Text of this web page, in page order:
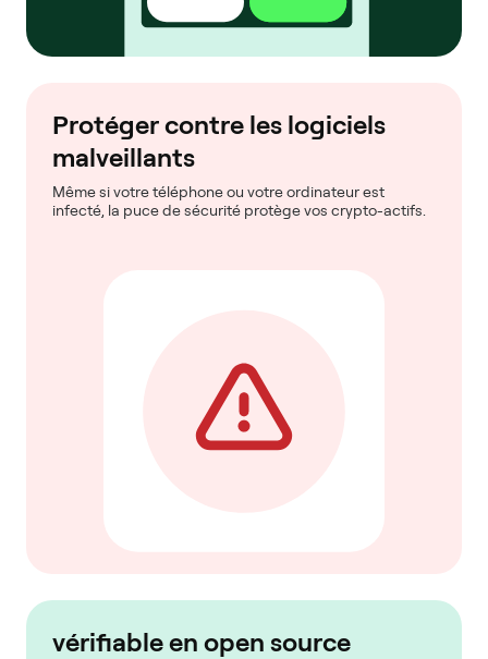
Protéger contre les logiciels
malveillants
Même si votre téléphone ou votre ordinateur est
infecté, la puce de sécurité protège vos crypto-actifs.
vérifiable en open source